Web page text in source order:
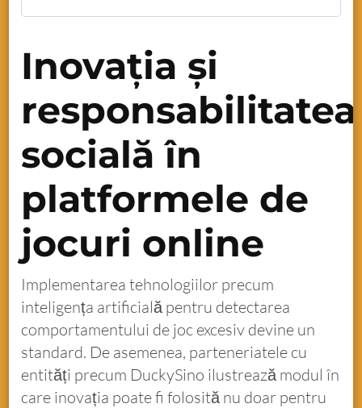
Inovația și
responsabilitatea
socială în
platformele de
jocuri online
Implementarea tehnologiilor precum
inteligența artificială pentru detectarea
comportamentului de joc excesiv devine un
standard. De asemenea, parteneriatele cu
entități precum DuckySino ilustrează modul în
care inovația poate fi folosită nu doar pentru